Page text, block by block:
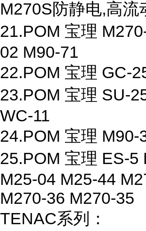
M270S防静电,高流
21.POM 宝理
02 M90-71
22.POM 宝理 GC-
23.POM 宝理 SU-
WC-11
24.POM 宝理 M90-
25.POM 宝理 ES-5
M25-04 M25-44
M270-36 M270-35
TENAC系列：